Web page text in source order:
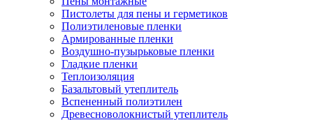
Пистолеты для пены и герметиков
Полиэтиленовые пленки
Армированные пленки
Воздушно-пузырьковые пленки
Гладкие пленки
Теплоизоляция
Базальтовый утеплитель
Вспененный полиэтилен
Древесноволокнистый утеплитель